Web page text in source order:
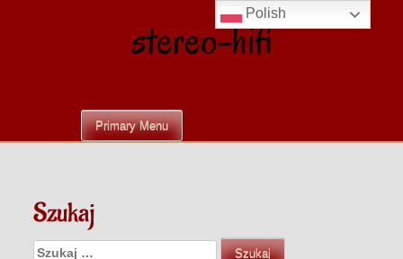
stereo-hifi
Primary Menu
Szukaj
Szukaj:
Polish